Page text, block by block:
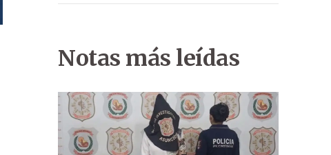
Notas más leídas